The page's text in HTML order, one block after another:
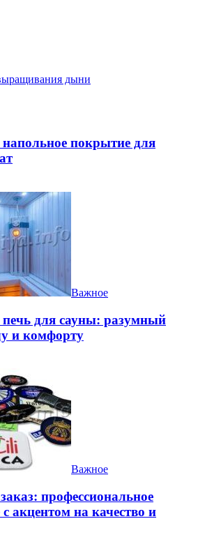
дыни
покрытие для
Важное
для сауны: разумный
и комфорту
Важное
профессиональное
с акцентом на качество и